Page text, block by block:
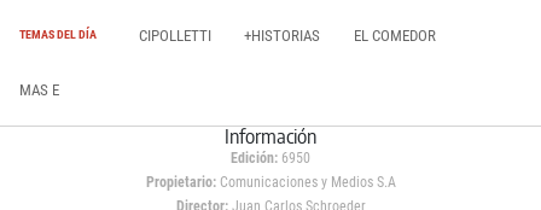
TEMAS DEL DÍA CIPOLLETTI +HISTORIAS EL COMEDOR
MAS E
Información
Edición: 6950
Propietario:Comunicaciones y Medios S.A